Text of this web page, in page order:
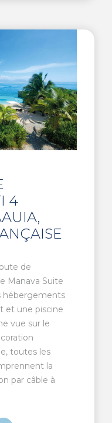
4
de
Manava Suite
hébergements
et une piscine
vue sur le
toutes les
la
par câble à